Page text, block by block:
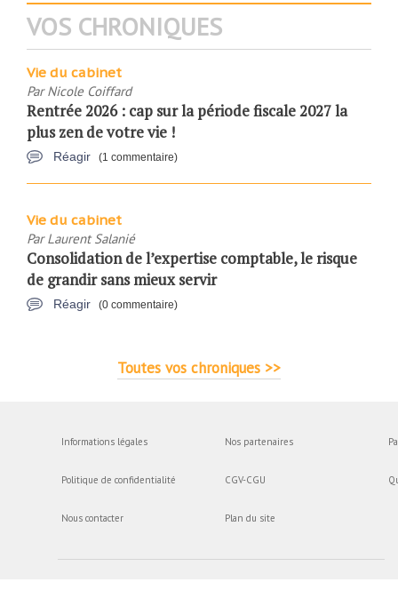
VOS CHRONIQUES
Vie du cabinet
ParNicole Coiffard
Rentrée 2026 : cap sur la période fiscale 2027 la
plus zen de votre vie !
Réagir (1 commentaire)
Vie du cabinet
ParLaurent Salanié
Consolidation de l’expertise comptable, le risque
de grandir sans mieux servir
Réagir (0 commentaire)
Toutes vos chroniques >>
Informations légales
Politique de confidentialité
Nous contacter
Nos partenaires
CGV-CGU
Plan du site